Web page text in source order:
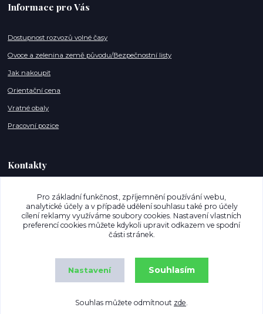
Informace pro Vás
Dostupnost rozvozů volné časy
Ovoce a zelenina země původu/Bezpečnostní listy
Jak nakoupit
Orientační cena
Vratné obaly
Pracovní pozice
Kontakty
info@mujnakupostrava.cz
+420 608 886 135 (Po,So - 07-18h)
Jsme na Facebooku
Copyright © MujNakupOstrava.cz
Pro základní funkčnost, zpříjemnění používání webu,
analytické účely a v případě udělení souhlasu také pro účely
cílení reklamy využíváme soubory cookies. Nastavení vlastních
preferencí cookies můžete kdykoli upravit odkazem ve spodní
části stránek.
Nastavení Souhlasím
Souhlas můžete odmítnout zde